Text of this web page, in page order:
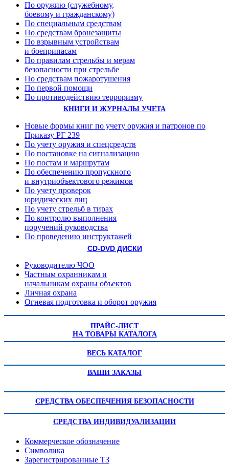
По оружию (служебному,
боевому и гражданскому)
По специальным средствам
По средствам бронезащиты
По взрывным устройствам
и боеприпасам
По правилам стрельбы и мерам
безопасности при стрельбе
По средствам пожаротушения
По первой помощи
По противодействию терроризму
КНИГИ И ЖУРНАЛЫ УЧЕТА
Новые формы книг по учету оружия и патронов по
Приказу РГ 239
По учету оружия и спецсредств
По постановке на сигнализацию
По постам и маршрутам
По обеспечению пропускного
и внутриобъектового режимов
По учету проверок
юридических лиц
По учету стрельб в тирах
По контролю выполнения
поручений руководства
По проведению инструктажей
CD-DVD ДИСКИ
Руководителю ЧОО
Частным охранникам и
начальникам охраны объектов
Личная охрана
Огневая подготовка и оборот оружия
ПРАЙС-ЛИСТ
НА ТОВАРЫ КАТАЛОГА
ВЕСЬ КАТАЛОГ
ВАШИ ЗАКАЗЫ
СРЕДСТВА ОБЕСПЕЧЕНИЯ БЕЗОПАСНОСТИ
СРЕДСТВА ИНДИВИДУАЛИЗАЦИИ
Коммерческое обозначение
Символика
Зарегистрированные ТЗ